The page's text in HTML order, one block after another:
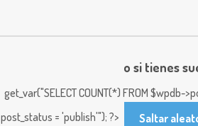
o si tienes
get_var("SELECT COUNT(*) FROM $wpdb-
post_status = 'publish'"); ?>
Saltar